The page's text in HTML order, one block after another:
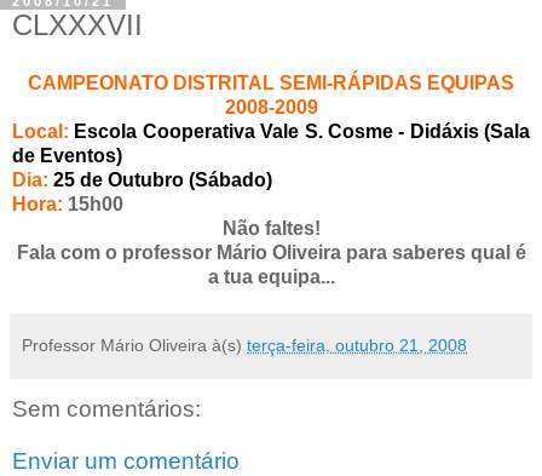
CLXXXVII
CAMPEONATO DISTRITAL SEMI-RÁPIDAS EQUIPAS
2008-2009
Local: Escola Cooperativa Vale S. Cosme - Didáxis (Sala
de Eventos)
Dia: 25 de Outubro (Sábado)
Hora: 15h00
Não faltes!
Fala com o professor Mário Oliveira para saberes qual é
a tua equipa...
Professor Mário Oliveira à(s) terça-feira, outubro 21, 2008
Sem comentários:
Enviar um comentário